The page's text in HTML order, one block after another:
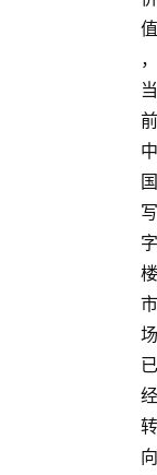
值
，
当
前
中
国
写
字
楼
市
场
已
经
转
向